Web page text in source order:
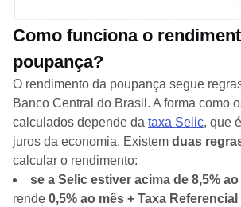
Como funciona o
poupança?
O rendimento da poupança segue
Banco Central do Brasil. A forma como
calculados depende da taxa Selic, que
juros da economia. Existem duas
calcular o rendimento:
se a Selic estiver acima de 8,5%
rende 0,5% ao mês + Taxa Referencial